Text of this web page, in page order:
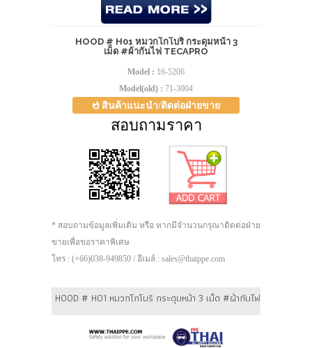
HOOD # H01 หมวกโกโบริ กระดุมหน้า 3
เม็ด #ผ้ากันไฟ TECAPRO
Model : 16-5206
Model(old) : 71-3004
สินค้าแนะนำ/ติดต่อฝ่ายขาย
สอบถามราคา
* สอบถามข้อมูลเพิ่มเติม หรือ หากมีจำนวนกรุณาติดต่อฝ่าย
ขายเพื่อขอราคาพิเศษ
โทร : (+66)038-949850 / อีเมล์ : sales@thaippe.com
HOOD # H01 หมวกโกโบริ กระดุมหน้า 3 เม็ด #ผ้ากันไฟ TSP700